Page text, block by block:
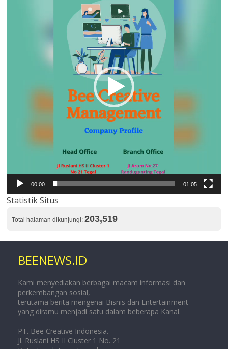
00:00 01:05
Statistik Situs
Total halaman dikunjungi:203,519
BEENEWS.ID
Kami menyediakan berbagai macam informasi dan
perkembangan sosial,
terutama berita mengenai Bisnis dan Entertainment
yang diramu menjadi satu dalam beberapa Kanal.
PT. Bee Creative Indonesia.
Jl. Ruslani HS II Cluster 1 No. 21